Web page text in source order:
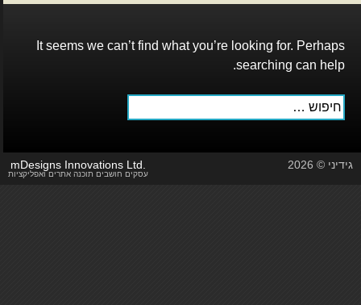
It seems we can’t find what you’re looking for. Perhaps
searching can help.
חיפוש:
גידיני © 2026 mDesigns Innovations Ltd.
עסקים חושבים תוכנה אתרים ואפליקציות